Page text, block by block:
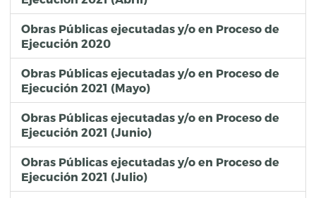
Obras Públicas ejecutadas y/o en Proceso de
Ejecución 2020
Obras Públicas ejecutadas y/o en Proceso de
Ejecución 2021 (Mayo)
Obras Públicas ejecutadas y/o en Proceso de
Ejecución 2021 (Junio)
Obras Públicas ejecutadas y/o en Proceso de
Ejecución 2021 (Julio)